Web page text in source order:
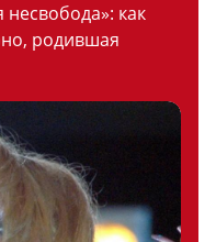
несвобода»: как
родившая